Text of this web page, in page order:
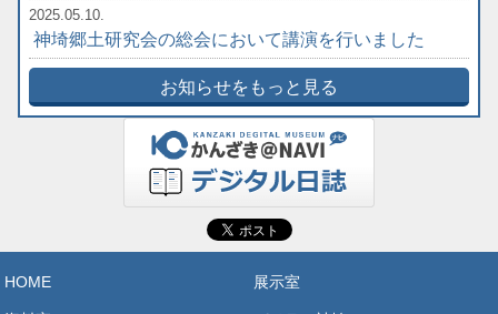
2025.05.10.
神埼郷土研究会の総会において講演を行いました
お知らせをもっと見る
HOME 展示室